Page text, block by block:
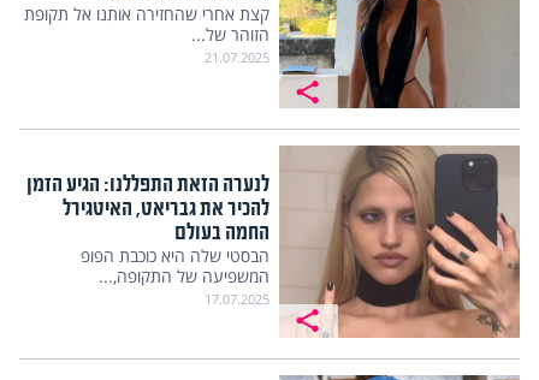
קצת אחרי שהחזירה אותנו אל תקופת
הזוהר של...
21.07.2025
לנערה הזאת התפללנו: הגיע הזמן
להכיר את גבריאט, האיטגירל
החמה בעולם
הבסטי שלה היא כוכבת הפופ
המשפיעה של התקופה,...
17.07.2025